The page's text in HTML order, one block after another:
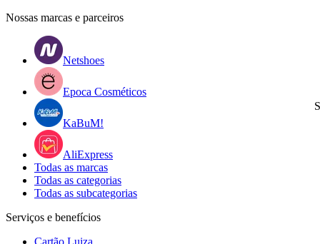
Nossas marcas e parceiros
Netshoes
Epoca Cosméticos
KaBuM!
AliExpress
Todas as marcas
Todas as categorias
Todas as subcategorias
Serviços e benefícios
Cartão Luiza